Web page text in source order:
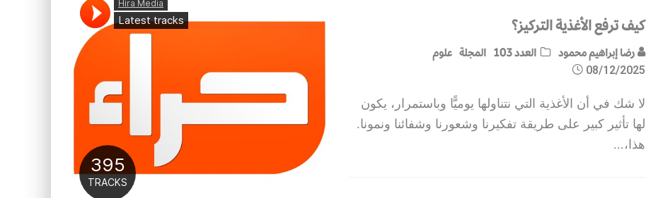
كيف ترفع الأغذية التركيز؟
رضا إبراهيم محمود العدد 103 المجلة علوم
08/12/2025
لا شك في أن الأغذية التي نتناولها يوميًّا وباستمرار، يكون
لها تأثير كبير على طريقة تفكيرنا وشعورنا وشفائنا ونمونا.
هذا، ...